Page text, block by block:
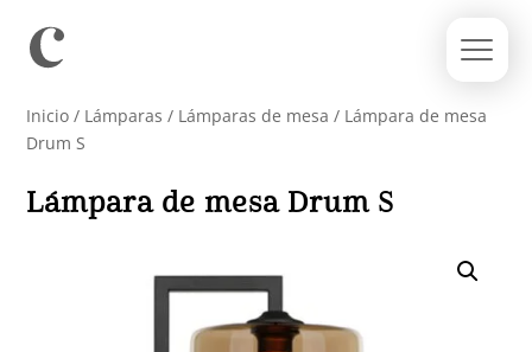
Inicio / Lámparas / Lámparas de mesa / Lámpara de mesa
Drum S
Lámpara de mesa Drum S